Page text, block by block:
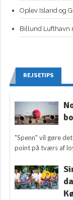
Oplev Island og
Billund Lufthavn
REJSETIPS
"Spenn" vil gøre
point på tværs af